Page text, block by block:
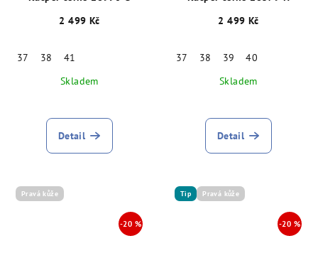
2 499 Kč
37 38
41
Skladem
Detail
2 499 Kč
37 38 39
40
Skladem
Detail
Pravá kůže Tip Pravá kůže